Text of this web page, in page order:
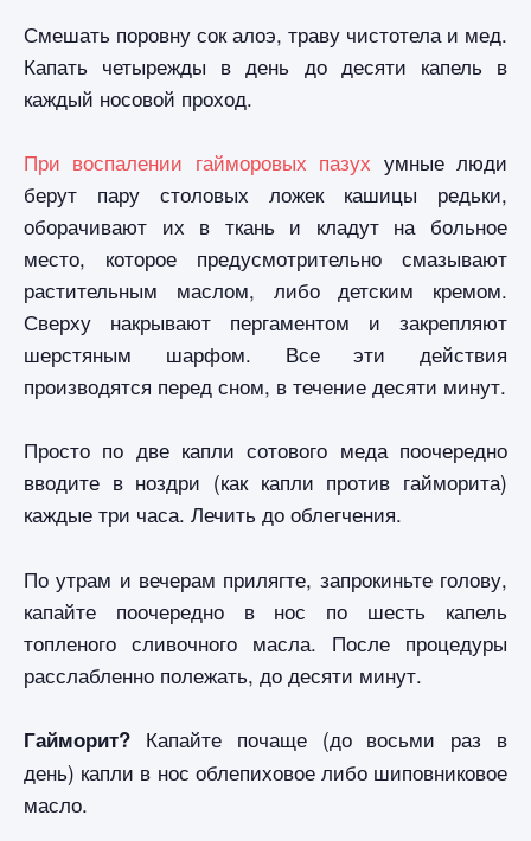
Смешать поровну сок алоэ, траву чистотела и мед.
Капать четырежды в день до десяти капель в
каждый носовой проход.
При воспалении гайморовых пазух умные люди
берут пару столовых ложек кашицы редьки,
оборачивают их в ткань и кладут на больное
место, которое предусмотрительно смазывают
растительным маслом, либо детским кремом.
Сверху накрывают пергаментом и закрепляют
шерстяным шарфом. Все эти действия
производятся перед сном, в течение десяти минут.
Просто по две капли сотового меда поочередно
вводите в ноздри (как капли против гайморита)
каждые три часа. Лечить до облегчения.
По утрам и вечерам прилягте, запрокиньте голову,
капайте поочередно в нос по шесть капель
топленого сливочного масла. После процедуры
расслабленно полежать, до десяти минут.
Гайморит? Капайте почаще (до восьми раз в
день) капли в нос облепиховое либо шиповниковое
масло.